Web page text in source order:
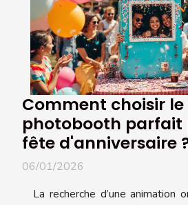
Comment choisir le
photobooth parfait
fête d'anniversaire
06/01/2026
La recherche d’une animation